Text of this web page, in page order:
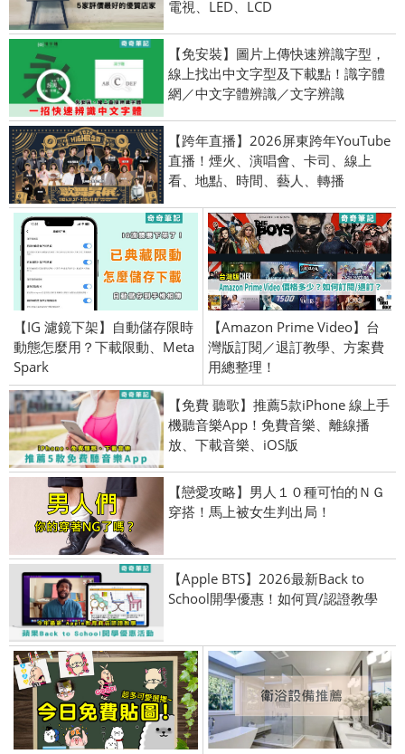
電視、LED、LCD
【免安裝】圖片上傳快速辨識字型，
線上找出中文字型及下載點！識字體
網／中文字體辨識／文字辨識
【跨年直播】2026屏東跨年YouTube
直播！煙火、演唱會、卡司、線上
看、地點、時間、藝人、轉播
【IG 濾鏡下架】自動儲存限時
動態怎麼用？下載限動、Meta
Spark
【Amazon Prime Video】台
灣版訂閱／退訂教學、方案費
用總整理！
【免費 聽歌】推薦5款iPhone 線上手
機聽音樂App！免費音樂、離線播
放、下載音樂、iOS版
【戀愛攻略】男人１０種可怕的ＮＧ
穿搭！馬上被女生判出局！
【Apple BTS】2026最新Back to
School開學優惠！如何買/認證教學